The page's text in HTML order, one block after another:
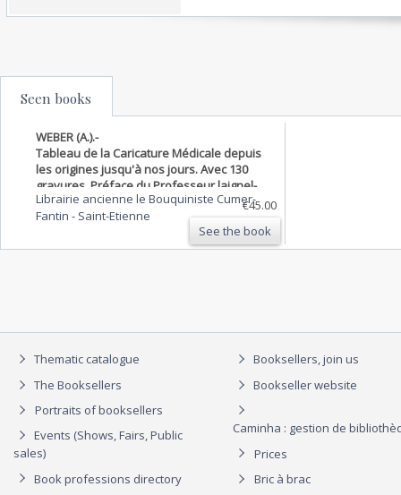
Seen books
WEBER (A.).-
Tableau de la Caricature Médicale depuis
les origines jusqu'à nos jours. Avec 130
gravures. Préface du Professeur laignel-
Lavastine.
Librairie ancienne le Bouquiniste Cumer-
Fantin - Saint-Etienne
€45.00
See the book
Thematic catalogue
The Booksellers
Portraits of booksellers
Events (Shows, Fairs, Public
sales)
Book professions directory
Booksellers, join us
Bookseller website
Caminha : gestion de
Prices
Bric à brac